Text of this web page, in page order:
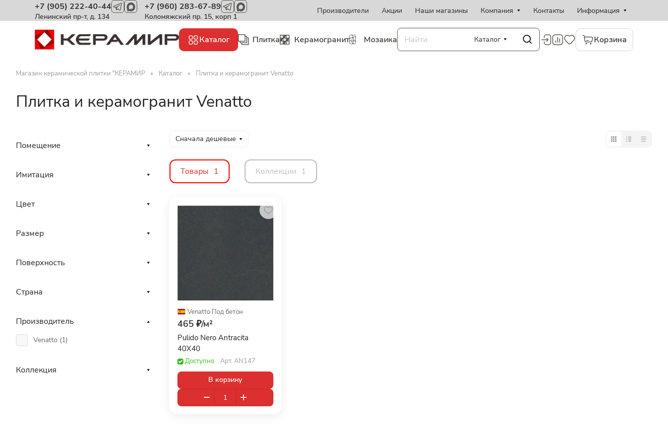
+7 (905) 222-40-44
Ленинский пр-т, д. 134
+7 (960) 283-67-89
Коломяжский пр. 15, корп 1
Производители Акции Наши магазины Компания Контакты Информация
Каталог Плитка Керамогранит Мозаика Каталог Корзина
Магазин керамической плитки "КЕРАМИР Каталог Плитка и керамогранит Venatto
Плитка и керамогранит Venatto
Сначала дешевые
Товары 1 Коллекции 1
Venatto·Под бетон
465 ₽/м²
Pulido Nero Antracita
40X40
Доступно Арт. AN147
В корзину
Помещение
Имитация
Цвет
Размер
Поверхность
Страна
Производитель
Venatto (1)
Коллекция